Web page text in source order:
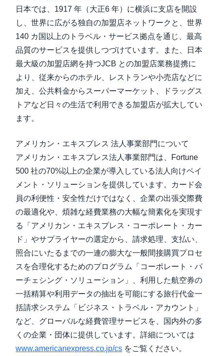
日本では、1917 年（大正6 年）に横浜に支店を開設
し、世界に広がる独自の加盟店ネットワークと、世界
140 カ国以上のトラベル・サービス拠点を通じ、最高
品質のサービスを提供しつづけています。また、日本
最大級の加盟店網を持つJCB との加盟店業務提携に
より、従来からのホテル、レストランや小売店などに
加え、公共料金からスーパーマーケット、ドラッグス
トアなど日々の生活で利用できる加盟店が拡大してい
ます。
アメリカン・エキスプレス 法人事業部門について
アメリカン・エキスプレス法人事業部門は、Fortune
500 社の70%以上の企業が導入している法人向けペイ
メント・ソリューションを提供しています。カード会
員の利便性・安全性だけではなく、企業の出張交際費
の最適化や、煩雑な経費業務の大幅な簡素化を実現す
る「アメリカン・エキスプレス・コーポレート・カー
ド」やサプライヤーの選定から、請求処理、支払い、
照合にいたるまでの一連の膨大な一般間接購買プロセ
スを合理化するためのプログラム「コーポレート・パ
ーチェシング・ソリューション」、利用した航空券の
一括精算や利用データの抽出を可能にする旅行代金一
括請求システム「ビジネス・トラベル・アカウント」
など、グローバルな経費管理サービスを、国内外の多
くの企業・団体に提供しています。詳細については
www.americanexpress.co.jp/cs をご覧ください。